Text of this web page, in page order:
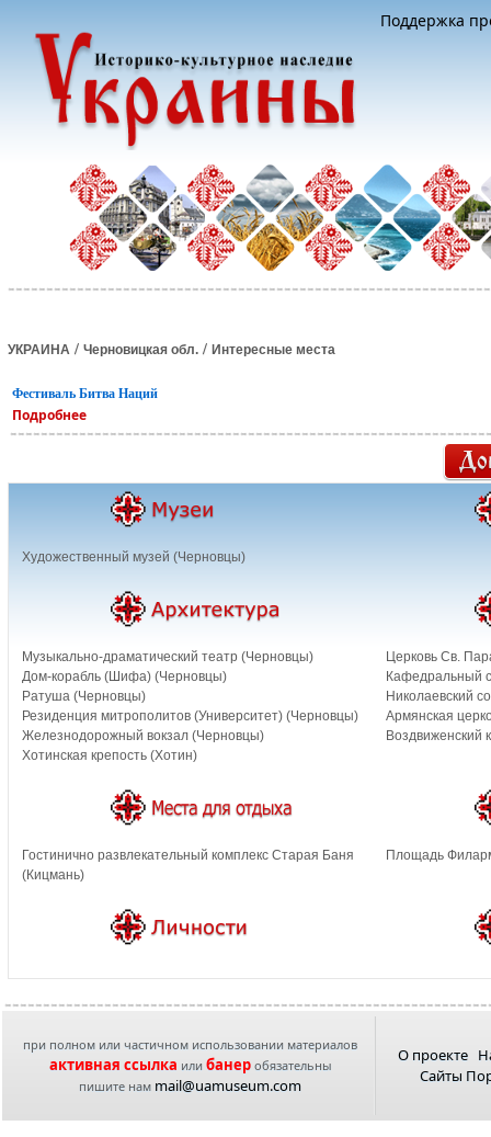
Поддержка
УКРАИНА / Черновицкая обл. / Интересные места
Фестиваль Битва Наций
Подробнее
Художественный музей (Черновцы)
Музыкально-драматический театр (Черновцы)
Дом-корабль (Шифа) (Черновцы)
Ратуша (Черновцы)
Резиденция митрополитов (Университет) (Черновцы)
Железнодорожный вокзал (Черновцы)
Хотинская крепость (Хотин)
Церковь Св.
Кафедральный
Николаевский
Армянская
Воздвиженский
Гостинично развлекательный комплекс Старая Баня
(Кицмань)
Площадь
при полном или частичном использовании материалов
активная ссылка или банеробязательны
пишите нам mail@uamuseum.com
О проекте
Сайты